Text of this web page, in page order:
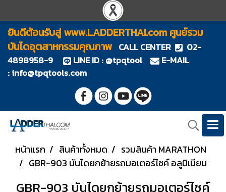
ยินดีต้อนรับสู่ www.LADDERTHAI.com ศูนย์รวม
บันไดอุตสาหกรรมคุณภาพ CALL CENTER
02-
4898958-9
LINE ID : @tpqtool
E-MAIL
:info@tpqtools.com
หน้าแรก สินค้าทั้งหมด
รวมสินค้า MARATHON
GBR-903 บันไดยกย้ายรถมอเตอร์ไซค์ อลูมิเนียม
GBR-903 บันไดยกย้ายรถมอเตอร์ไซค์